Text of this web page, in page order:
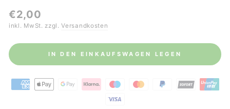
Normaler
Preis
€2,00
inkl. MwSt. zzgl.Versandkosten
IN DEN EINKAUFSWAGEN LEGEN